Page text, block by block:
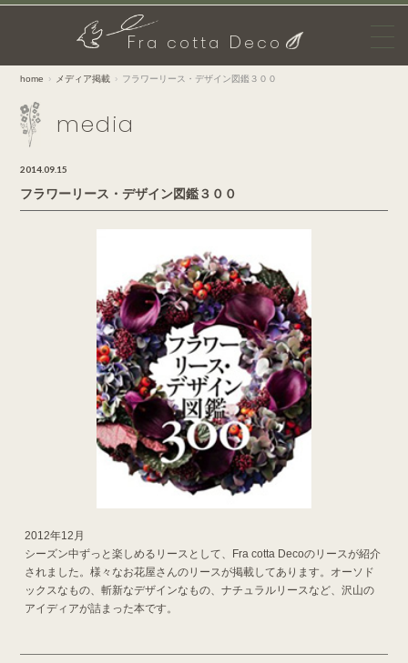
Fra cotta D eco
home メディア掲載 フラワーリース・デザイン図鑑３００
media
2014.09.15
フラワーリース・デザイン図鑑３００
2012年12月
シーズン中ずっと楽しめるリースとして、Fra cotta Decoのリースが紹介
されました。様々なお花屋さんのリースが掲載してあります。オーソド
ックスなもの、斬新なデザインなもの、ナチュラルリースなど、沢山の
アイディアが詰まった本です。